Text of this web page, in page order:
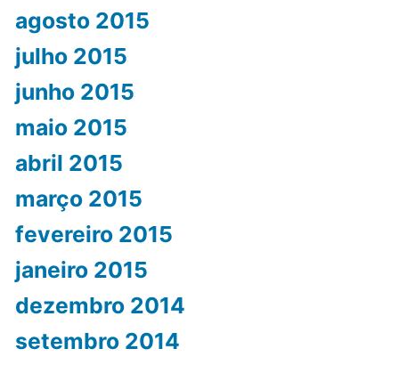
agosto 2015
julho 2015
junho 2015
maio 2015
abril 2015
março 2015
fevereiro 2015
janeiro 2015
dezembro 2014
setembro 2014